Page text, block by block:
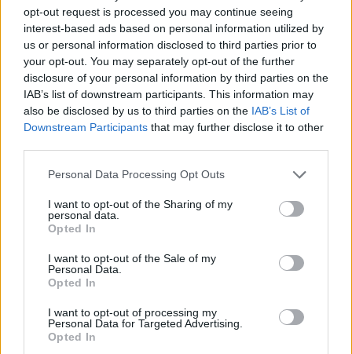
opt-out request is processed you may continue seeing
interest-based ads based on personal information utilized by
us or personal information disclosed to third parties prior to
your opt-out. You may separately opt-out of the further
disclosure of your personal information by third parties on the
IAB’s list of downstream participants. This information may
also be disclosed by us to third parties on the IAB’s List of
Downstream Participants that may further disclose it to other
Personal Data Processing Opt Outs
I want to opt-out of the Sharing of my
personal data.
Opted In
I want to opt-out of the Sale of my
Personal Data.
Opted In
I want to opt-out of processing my
Personal Data for Targeted Advertising.
Opted In